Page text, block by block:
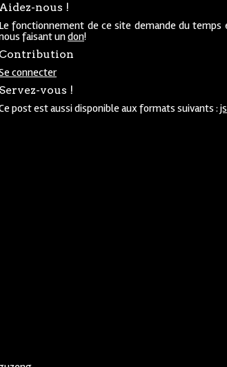
Aidez-nous !
Le fonctionnement de ce site demande du temps
faisant undon!
Contribution
connecter
Servez-vous !
post est aussi disponible aux formats suivants :